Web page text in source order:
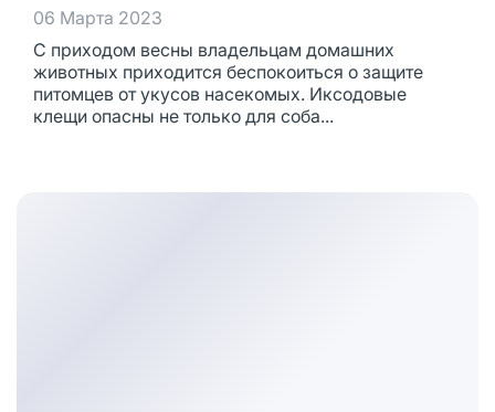
06 Марта 2023
С приходом весны владельцам домашних
животных приходится беспокоиться о защите
питомцев от укусов насекомых. Иксодовые
клещи опасны не только для соба...